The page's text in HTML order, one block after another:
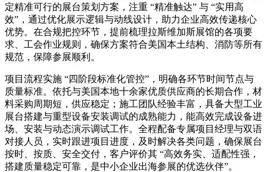
定精准可行的展台策划方案，注重 “精准触达” 与 “实用高
效”，通过优化展示逻辑与动线设计，助力企业高效传递核心
优势。在合规把控环节，提前梳理拉斯维加斯展馆的各项要
求、工会作业规则，确保方案符合美国本土结构、消防等所有
规范，保障参展顺利。
项目流程实施 “四阶段标准化管控”，明确各环节时间节点与
质量标准。依托与美国本地十余家优质供应商的长期合作，材
料采购周期短，供应稳定；施工团队经验丰富，具备大型工业
展台搭建与重型设备安装调试的成熟能力，能高效完成设备进
场、安装与动态演示调试工作。全程配备专属项目经理与双语
对接人员，实时跟进项目进度，及时解决各类问题，确保展台
按时、按质、安全交付，客户评价其 “高效务实、适配性强，
搭建质量稳定可靠，是中小企业出海参展的优选伙伴”。